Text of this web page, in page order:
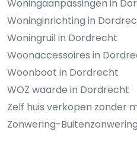
Woningaanpassingen in
Woninginrichting in
Woningruil in Dordrecht
Woonaccessoires in
Woonboot in Dordrecht
WOZ waarde in Dordrecht
Zelf huis verkopen zonder
Zonwering-